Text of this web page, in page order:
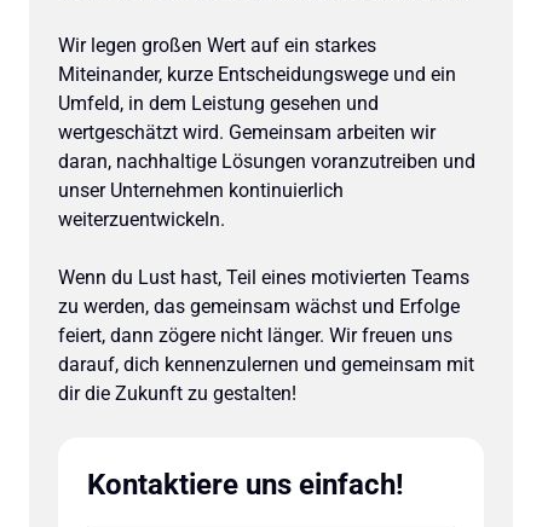
Wir legen großen Wert auf ein starkes
Miteinander, kurze Entscheidungswege und ein
Umfeld, in dem Leistung gesehen und
wertgeschätzt wird. Gemeinsam arbeiten wir
daran, nachhaltige Lösungen voranzutreiben und
unser Unternehmen kontinuierlich
weiterzuentwickeln.
Wenn du Lust hast, Teil eines motivierten Teams
zu werden, das gemeinsam wächst und Erfolge
feiert, dann zögere nicht länger. Wir freuen uns
darauf, dich kennenzulernen und gemeinsam mit
dir die Zukunft zu gestalten!
Kontaktiere uns einfach!